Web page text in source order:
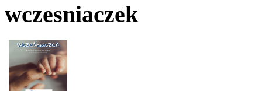
wczesniaczek